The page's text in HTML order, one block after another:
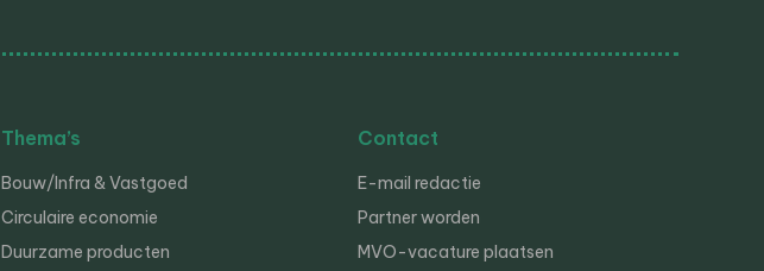
Thema’s
Bouw/Infra & Vastgoed
Circulaire economie
Duurzame producten
Contact
E-mail redactie
Partner worden
MVO-vacature plaatsen